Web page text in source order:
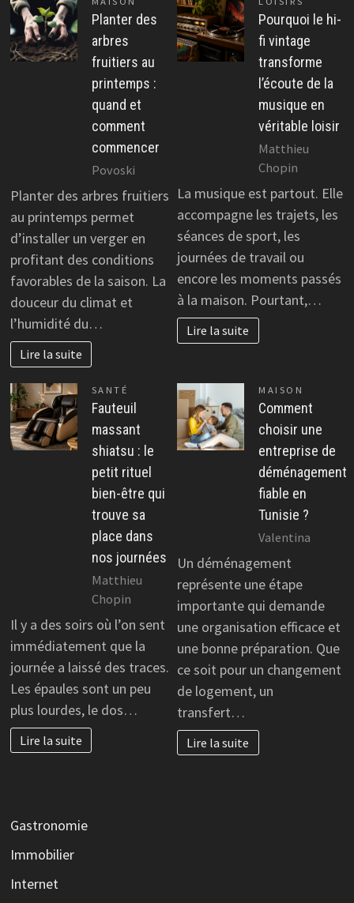
Planter des
arbres
fruitiers au
printemps :
quand et
comment
commencer
Povoski
Planter des arbres fruitiers
au printemps permet
d’installer un verger en
profitant des conditions
favorables de la saison. La
douceur du climat et
l’humidité du…
Lire la suite
Pourquoi le hi-
fi vintage
transforme
l’écoute de la
musique en
véritable loisir
Matthieu
Chopin
La musique est partout. Elle
accompagne les trajets, les
séances de sport, les
journées de travail ou
encore les moments passés
à la maison. Pourtant,…
Lire la suite
SANTÉ
Fauteuil
massant
shiatsu : le
petit rituel
bien-être qui
trouve sa
place dans
nos journées
Matthieu
Chopin
Il y a des soirs où l’on sent
immédiatement que la
journée a laissé des traces.
Les épaules sont un peu
plus lourdes, le dos…
Lire la suite
MAISON
Comment
choisir une
entreprise de
déménagement
fiable en
Tunisie ?
Valentina
Un déménagement
représente une étape
importante qui demande
une organisation efficace et
une bonne préparation. Que
ce soit pour un changement
de logement, un
transfert…
Lire la suite
Gastronomie
Immobilier
Internet